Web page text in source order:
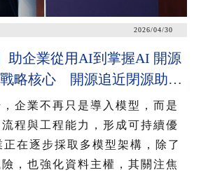
2026/04/30
助企業從用AI到掌握AI 開源
略核心 開源追近閉源助垂
直領域加速導入 治理機制為長遠發展關鍵
企業不再只是導入模型，而是
程與工程能力，形成可持續優
在逐步採取多模型架構，除了
，也強化資料主權，其關注焦